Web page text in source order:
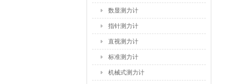
数显测力计
指针测力计
直视测力计
标准测力计
机械式测力计